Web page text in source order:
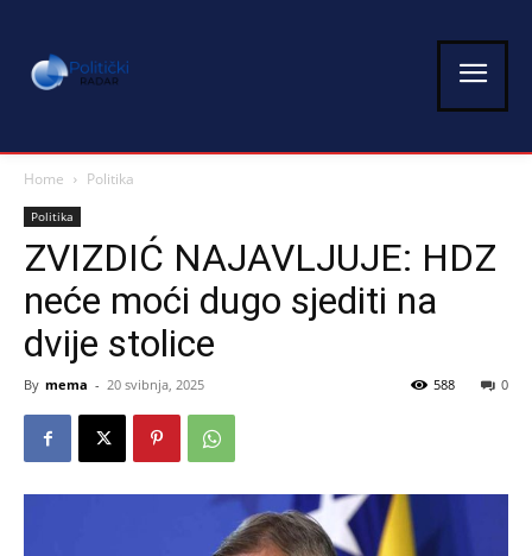
Home Politika
Politika
ZVIZDIĆ NAJAVLJUJE: HDZ
neće moći dugo sjediti na
dvije stolice
By mema - 20 svibnja, 2025 0
588